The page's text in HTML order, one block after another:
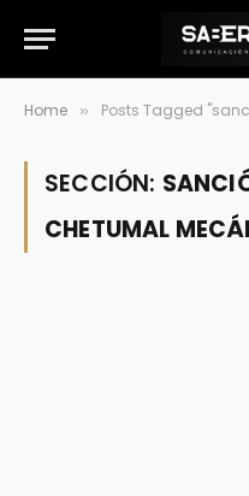
Home » Posts Tagged
SECCIÓN:
CHETUMAL